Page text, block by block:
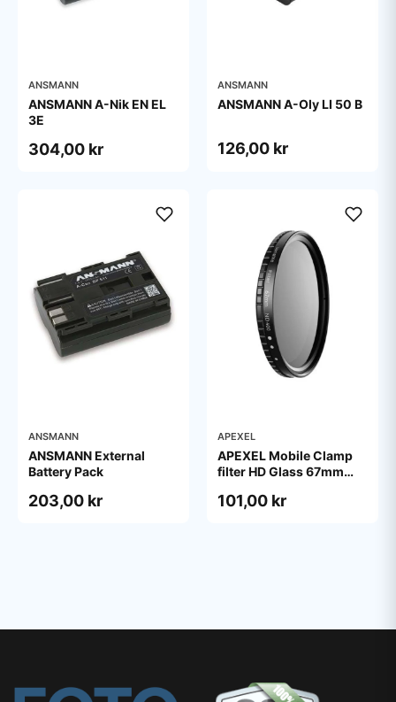
ANSMANN
ANSMANN A-Nik EN EL
3E
304,00 kr
ANSMANN
ANSMANN A-Oly LI 50 B
126,00 kr
ANSMANN
ANSMANN External
Battery Pack
203,00 kr
APEXEL
APEXEL Mobile Clamp
filter HD Glass 67mm
101,00 kr